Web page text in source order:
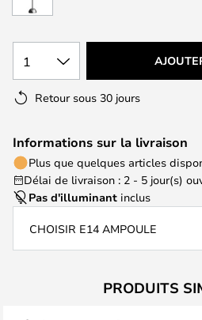
1
Retour sous 30 jours
Informations sur la livraison
Plus que quelques articles
Délai de livraison : 2 - 5 jour(s)
Pas d'illuminant inclus
CHOISIR E14 AMPOULE
PRODUITS